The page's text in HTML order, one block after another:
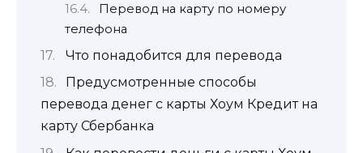
Перевод на карту по номеру
телефона
Что понадобится для перевода
Предусмотренные способы
перевода денег с карты Хоум Кредит на
карту Сбербанка